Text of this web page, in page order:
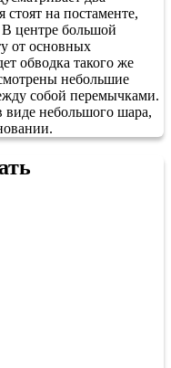
на постаменте,
центре большой
от основных
обводка такого же
небольшие
собой перемычками.
небольшого шара,